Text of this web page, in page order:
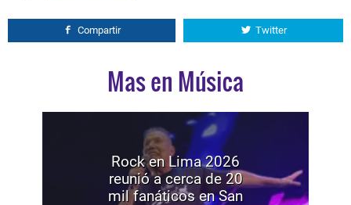
Compartir Twitter
Mas en Música
Rock en Lima 2026
reunió a cerca de 20
mil fanáticos en San